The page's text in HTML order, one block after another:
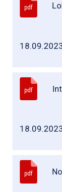
pdf
pdf
pdf